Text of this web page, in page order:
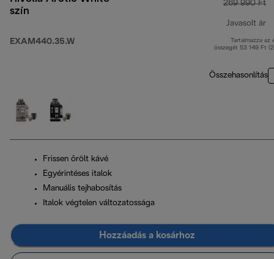
szín
EXAM440.35.W
269 990 Ft
Javasolt ár
Tartalmazza az
összegét 53 149 Ft
Összehasonlítás
Frissen őrölt kávé
Egyérintéses italok
Manuális tejhabosítás
Italok végtelen változatossága
Hozzáadás a kosárhoz